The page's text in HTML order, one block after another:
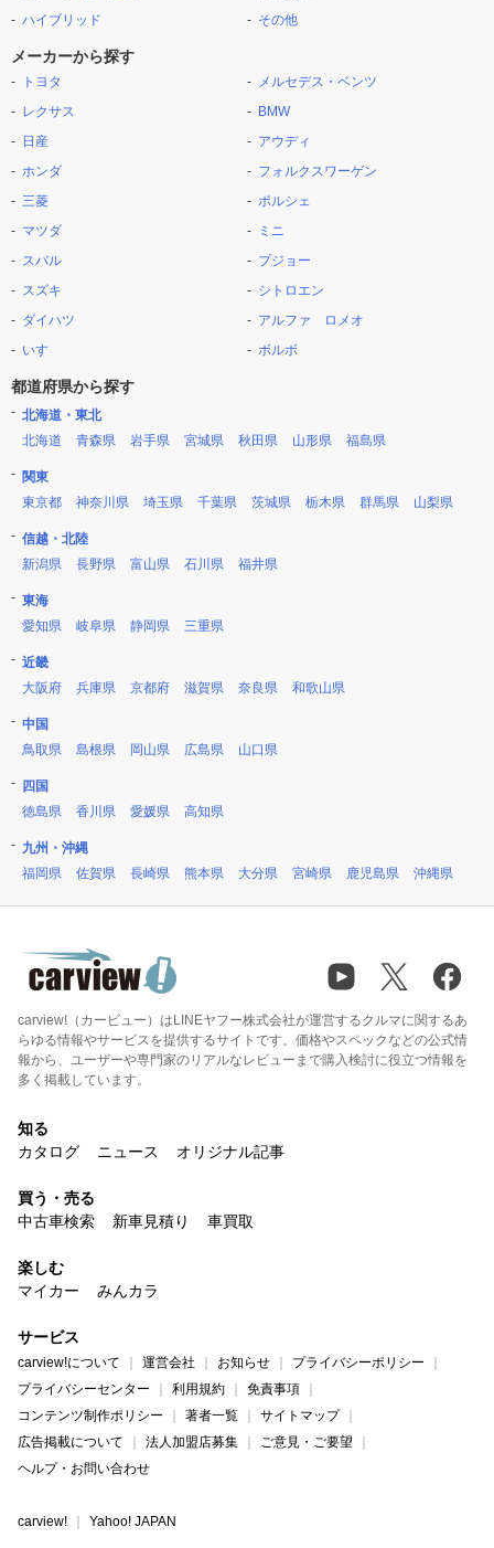
ハイブリッド
その他
メーカーから探す
トヨタ
レクサス
日産
ホンダ
三菱
マツダ
スバル
スズキ
ダイハツ
いすゞ
メルセデス・ベンツ
BMW
アウディ
フォルクスワーゲン
ポルシェ
ミニ
プジョー
シトロエン
アルファ ロメオ
ボルボ
都道府県から探す
北海道・東北
北海道
青森県 岩手県 宮城県 秋田県 山形県 福島県
関東
東京都
神奈川県 埼玉県 千葉県 茨城県 栃木県 群馬県 山梨県
信越・北陸
新潟県
長野県 富山県 石川県 福井県
東海
愛知県
岐阜県 静岡県 三重県
近畿
大阪府
兵庫県 京都府 滋賀県 奈良県 和歌山県
中国
鳥取県
島根県 岡山県 広島県 山口県
四国
徳島県
香川県 愛媛県 高知県
九州・沖縄
福岡県
佐賀県 長崎県 熊本県 大分県 宮崎県 鹿児島県 沖縄県
carview!（カービュー）はLINEヤフー株式会社が運営するクルマに関するあ
らゆる情報やサービスを提供するサイトです。価格やスペックなどの公式情
報から、ユーザーや専門家のリアルなレビューまで購入検討に役立つ情報を
多く掲載しています。
知る
カタログ
ニュース オリジナル記事
買う・売る
中古車検索
新車見積り 車買取
楽しむ
マイカー
みんカラ
サービス
carview!について 運営会社 お知らせ
プライバシーポリシー
プライバシーセンター
利用規約
免責事項
コンテンツ制作ポリシー
著者一覧
サイトマップ
広告掲載について
法人加盟店募集
ご意見・ご要望
ヘルプ・お問い合わせ
carview! Yahoo! JAPAN